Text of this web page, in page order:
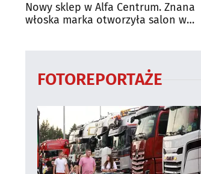
Nowy sklep w Alfa Centrum. Znana
włoska marka otworzyła salon w
FOTOREPORTAŻE